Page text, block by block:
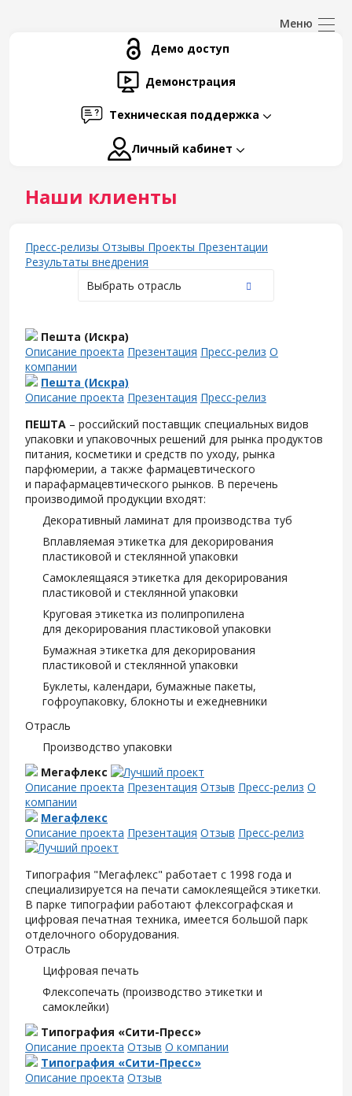
Демо доступ
Демонстрация
Техническая поддержка
Личный кабинет
Наши клиенты
Пресс-релизы Отзывы Проекты Презентации
Результаты внедрения
Выбрать отрасль
Пешта (Искра)
Описание проекта Презентация Пресс-релиз О
компании
Пешта (Искра)
Описание проекта Презентация Пресс-релиз
ПЕШТА – российский поставщик специальных видов
упаковки и упаковочных решений для рынка продуктов
питания, косметики и средств по уходу, рынка
парфюмерии, а также фармацевтического
и парафармацевтического рынков. В перечень
производимой продукции входят:
Декоративный ламинат для производства туб
Вплавляемая этикетка для декорирования
пластиковой и стеклянной упаковки
Самоклеящаяся этикетка для декорирования
пластиковой и стеклянной упаковки
Круговая этикетка из полипропилена
для декорирования пластиковой упаковки
Бумажная этикетка для декорирования
пластиковой и стеклянной упаковки
Буклеты, календари, бумажные пакеты,
гофроупаковку, блокноты и ежедневники
Отрасль
Производство упаковки
Мегафлекс
Описание проекта Презентация Отзыв Пресс-релиз О
компании
Мегафлекс
Описание проекта Презентация Отзыв Пресс-релиз
Типография "Мегафлекс" работает с 1998 года и
специализируется на печати самоклеящейся этикетки.
В парке типографии работают флексографская и
цифровая печатная техника, имеется большой парк
отделочного оборудования.
Отрасль
Цифровая печать
Флексопечать (производство этикетки и
самоклейки)
Типография «Сити-Пресс»
Описание проекта Отзыв О компании
Типография «Сити-Пресс»
Описание проекта Отзыв